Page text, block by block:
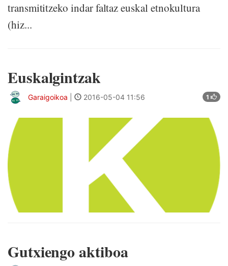
transmititzeko indar faltaz euskal etnokultura
(hiz...
Euskalgintzak
1
Garaigoikoa 2016-05-04 11:56
Gutxiengo aktiboa